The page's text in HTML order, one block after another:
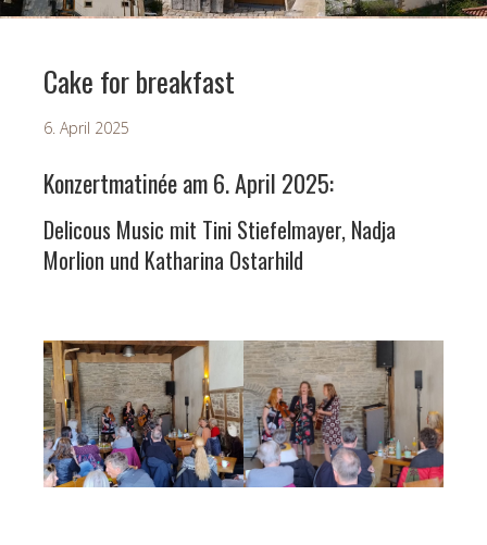
Cake for breakfast
6. April 2025
Konzertmatinée am 6. April 2025:
Delicous Music mit Tini Stiefelmayer, Nadja
Morlion und Katharina Ostarhild